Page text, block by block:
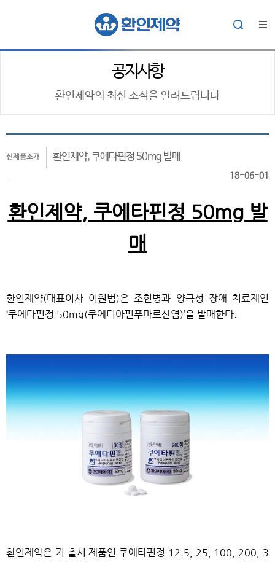
공지사항
환인제약의 최신 소식을 알려드립니다
신제품소개 환인제약, 쿠에타핀정 50mg 발매
18-06-01
환인제약, 쿠에타핀정 50mg 발
매
​환인제약(대표이사 이원범)은 조현병과 양극성 장애 치료제인
‘쿠에타핀정 50mg(쿠에티아핀푸마르산염)’을 발매한다.
환인제약은 기 출시 제품인 쿠에타핀정 12.5, 25, 100, 200, 3